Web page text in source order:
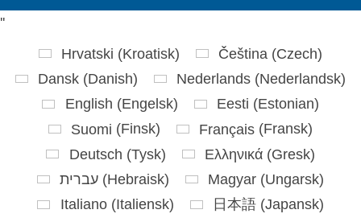
''
Hrvatski (Kroatisk) Čeština (Czech)
Dansk (Danish) Nederlands (Nederlandsk)
English (Engelsk) Eesti (Estonian)
Suomi (Finsk) Français (Fransk)
Deutsch (Tysk) Ελληνικά(Gresk)
עברית (Hebraisk) Magyar (Ungarsk)
Italiano(Italiensk) 日本語(Japansk)